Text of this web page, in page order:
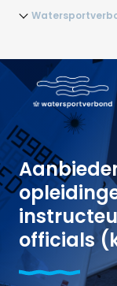
officials